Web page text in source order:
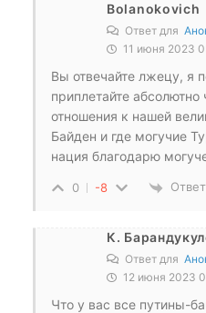
Bolanokovich
Ответ для
11 июня 2023
Вы отвечайте лжецу, я
приплетайте
отношения к нашей
Байден и где могучие
нация благодарю
0 -8
К.
Ответ для
12 июня 2023
Что у вас все путины-